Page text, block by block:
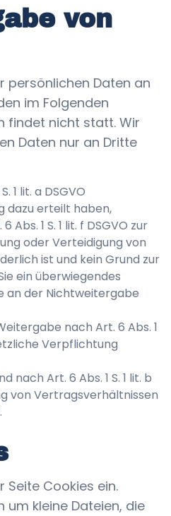
von
persönlichen Daten an
im Folgenden
findet nicht statt. Wir
Daten nur an Dritte
1 lit. a DSGVO
dazu erteilt haben,
1 S. 1 lit. f DSGVO zur
oder Verteidigung von
ist und kein Grund zur
ein überwiegendes
an der Nichtweitergabe
nach Art. 6 Abs. 1
Verpflichtung
nach Art. 6 Abs. 1 S. 1 lit. b
von Vertragsverhältnissen
Seite Cookies ein.
um kleine Dateien, die